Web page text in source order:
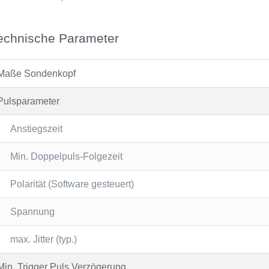
Parameter
Sondenkopf
Anstiegszeit
Min. Doppelpuls-Folgezeit
Polarität (Software gesteuert)
Spannung
max. Jitter (typ.)